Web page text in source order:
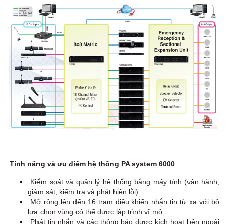
Tính năng và ưu điểm hệ thống PA system 6000
Kiểm soát và quản lý hệ thống bằng máy tính (vận hành,
giám sát, kiểm tra và phát hiện lỗi)
Mở rộng lên đến 16 trạm điều khiển nhắn tin từ xa với bộ
lựa chọn vùng có thể được lập trình vĩ mô
Phát tin nhắn và các thông báo được kích hoạt bên ngoài